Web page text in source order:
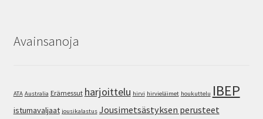
Avainsanoja
ATA Australia Erämessut harjoittelu hirvi hirvieläimet houkuttelu IBEP
istumavaljaat jousikalastus Jousimetsästyksen perusteet